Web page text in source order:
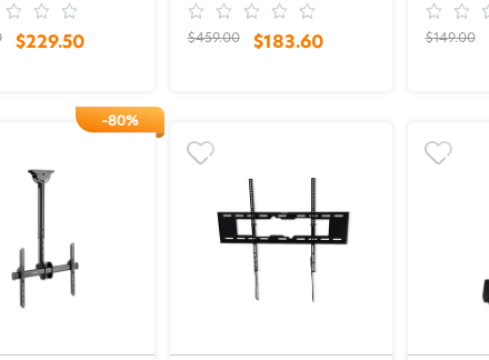
$229.50 $459.00 $183.60 $149.00
-80%